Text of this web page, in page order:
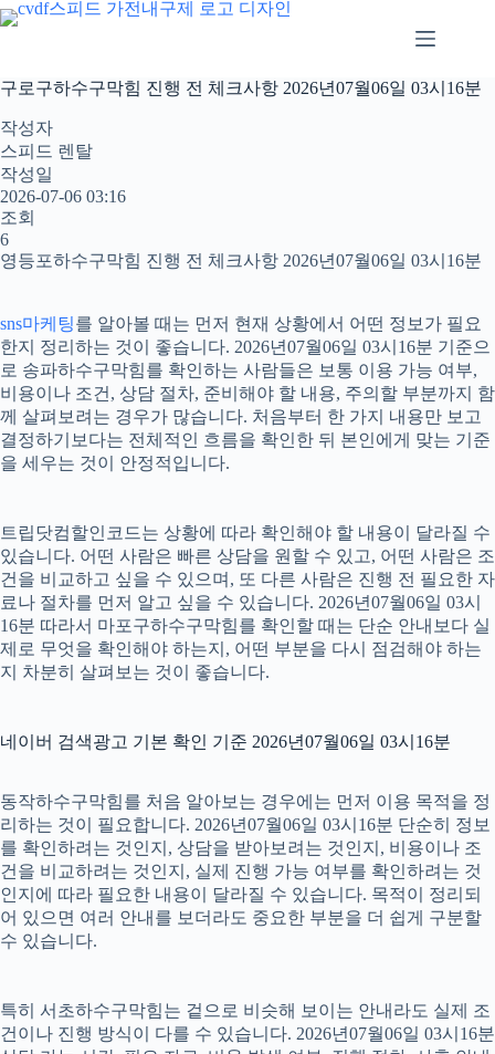
본
문
로
건
너
뛰
기
구로구하수구막힘 진행 전 체크사항 2026년07월06일 03시16분
작성자
스피드 렌탈
작성일
2026-07-06 03:16
조회
6
영등포하수구막힘 진행 전 체크사항 2026년07월06일 03시16분
sns마케팅를 알아볼 때는 먼저 현재 상황에서 어떤 정보가 필요
한지 정리하는 것이 좋습니다. 2026년07월06일 03시16분 기준으
로 송파하수구막힘를 확인하는 사람들은 보통 이용 가능 여부,
비용이나 조건, 상담 절차, 준비해야 할 내용, 주의할 부분까지 함
께 살펴보려는 경우가 많습니다. 처음부터 한 가지 내용만 보고
결정하기보다는 전체적인 흐름을 확인한 뒤 본인에게 맞는 기준
을 세우는 것이 안정적입니다.
트립닷컴할인코드는 상황에 따라 확인해야 할 내용이 달라질 수
있습니다. 어떤 사람은 빠른 상담을 원할 수 있고, 어떤 사람은 조
건을 비교하고 싶을 수 있으며, 또 다른 사람은 진행 전 필요한 자
료나 절차를 먼저 알고 싶을 수 있습니다. 2026년07월06일 03시
16분 따라서 마포구하수구막힘를 확인할 때는 단순 안내보다 실
제로 무엇을 확인해야 하는지, 어떤 부분을 다시 점검해야 하는
지 차분히 살펴보는 것이 좋습니다.
네이버 검색광고 기본 확인 기준 2026년07월06일 03시16분
동작하수구막힘를 처음 알아보는 경우에는 먼저 이용 목적을 정
리하는 것이 필요합니다. 2026년07월06일 03시16분 단순히 정보
를 확인하려는 것인지, 상담을 받아보려는 것인지, 비용이나 조
건을 비교하려는 것인지, 실제 진행 가능 여부를 확인하려는 것
인지에 따라 필요한 내용이 달라질 수 있습니다. 목적이 정리되
어 있으면 여러 안내를 보더라도 중요한 부분을 더 쉽게 구분할
수 있습니다.
특히 서초하수구막힘는 겉으로 비슷해 보이는 안내라도 실제 조
건이나 진행 방식이 다를 수 있습니다. 2026년07월06일 03시16분